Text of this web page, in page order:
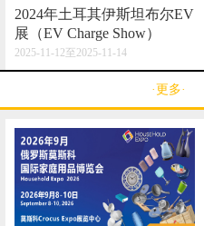
2024年土耳其伊斯坦布尔EV
展（EV Charge Show）
2025-11-12至2025-11-14
·更多·